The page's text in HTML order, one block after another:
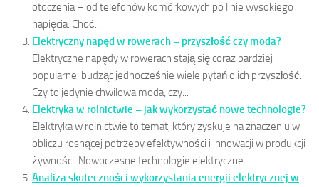
otoczenia – od telefonów komórkowych po linie wysokiego
napięcia. Choć...
Elektryczny napęd w rowerach – przyszłość czy moda?
Elektryczne napędy w rowerach stają się coraz bardziej
popularne, budząc jednocześnie wiele pytań o ich przyszłość.
Czy to jedynie chwilowa moda, czy...
Elektryka w rolnictwie – jak wykorzystać nowe technologie?
Elektryka w rolnictwie to temat, który zyskuje na znaczeniu w
obliczu rosnącej potrzeby efektywności i innowacji w produkcji
żywności. Nowoczesne technologie elektryczne...
Analiza skuteczności wykorzystania energii elektrycznej w